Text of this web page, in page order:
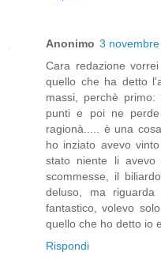
Anonimo 3
Cara redazione
quello che ha detto
massi, perchè
punti e poi ne
ragionà..... è una
ho inziato avevo
stato niente li
scommesse, il
deluso, ma
fantastico, volevo
quello che ho detto io
Rispondi